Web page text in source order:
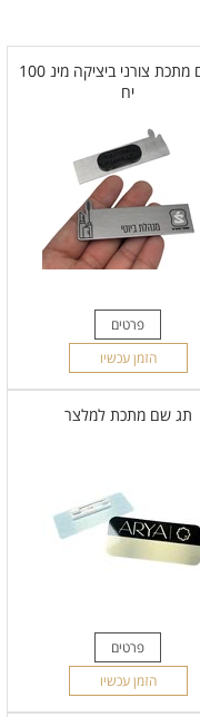
תג שם מתכת צורני ביציקה מינ 100
יח
פרטים
הזמן עכשיו
תג שם מתכת למלצר
פרטים
הזמן עכשיו